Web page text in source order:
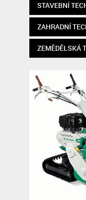
STAVEBNÍ
ZAHRADNÍ
ZEMĚDĚLSKÁ